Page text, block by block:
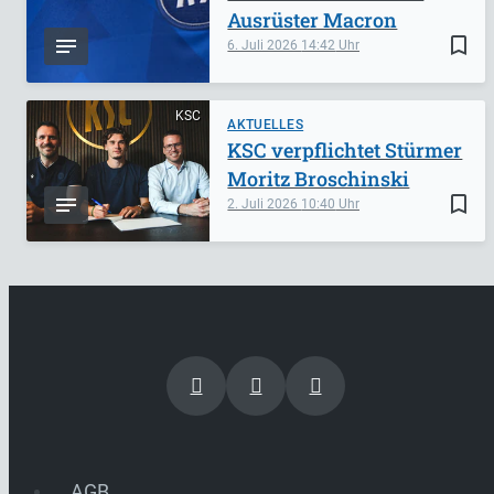
bookmark_border
6. Juli 2026 14:42
Ausrüster Macron
KSC
AKTUELLES
bookmark_border
2. Juli 2026 10:40
KSC verpflichtet Stürmer
Moritz Broschinski